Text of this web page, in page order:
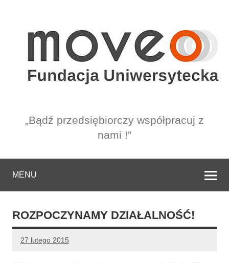
„Bądź przedsiębiorczy współpracuj z
nami !”
MENU
ROZPOCZYNAMY DZIAŁALNOŚĆ!
27 lutego 2015